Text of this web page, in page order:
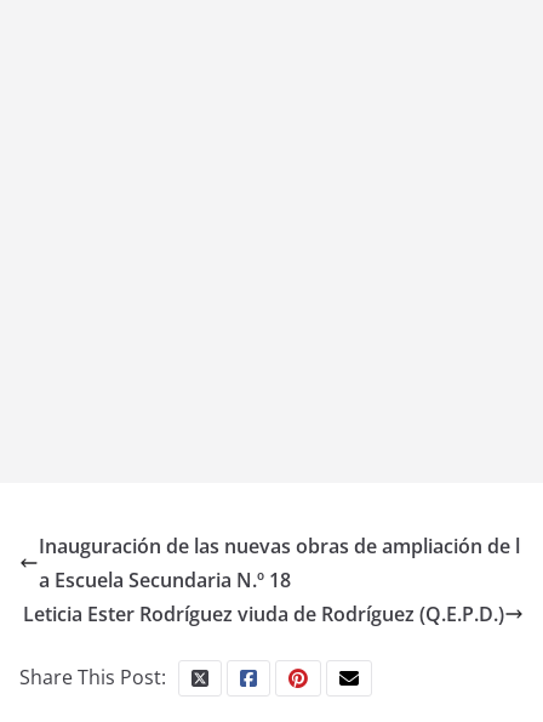
Inauguración de las nuevas obras de ampliación de l
a Escuela Secundaria N.º 18
Leticia Ester Rodríguez viuda de Rodríguez (Q.E.P.D.)
Share This Post: